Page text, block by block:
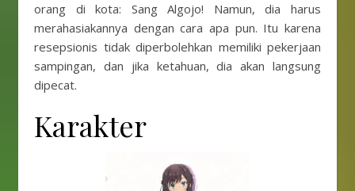
orang di kota: Sang Algojo! Namun, dia harus
merahasiakannya dengan cara apa pun. Itu karena
resepsionis tidak diperbolehkan memiliki pekerjaan
sampingan, dan jika ketahuan, dia akan langsung
dipecat.
Karakter